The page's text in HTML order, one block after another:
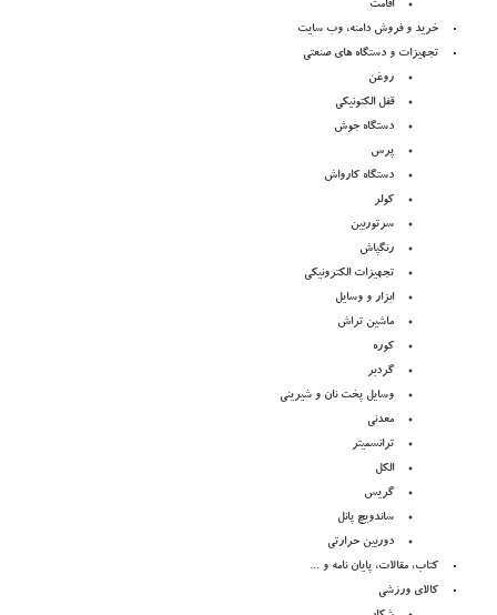
اقامت
خرید و فروش دامنه، وب سایت
تجهیزات و دستگاه های صنعتی
روغن
قفل الکتونیکی
دستگاه جوش
پرس
دستگاه کارواش
کولر
سرتوربین
رنگپاش
تجهیزات الکترونیکی
ابزار و وسایل
ماشین تراش
کوره
گردبر
وسایل پخت نان و شیرینی
معدنی
ترانسمیتر
الکل
گریس
ساندویچ پانل
دوربین حرارتی
کتاب، مقالات، پایان نامه و ...
کالای ورزشی